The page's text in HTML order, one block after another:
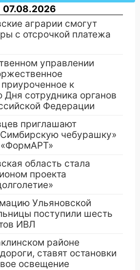
07.08.2026
аграрии смогут
с отсрочкой платежа
управлении
к
Дня сотрудника органов
Федерации
приглашают
чебурашку»
область стала
проекта
Ульяновской
поступили шесть
ИВЛ
районе
ставят остановки
освещение